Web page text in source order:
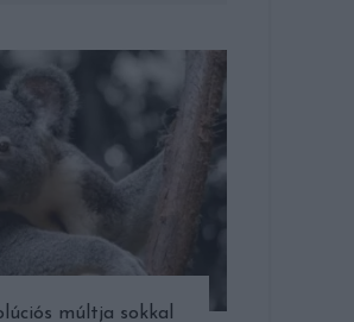
múltja sokkal